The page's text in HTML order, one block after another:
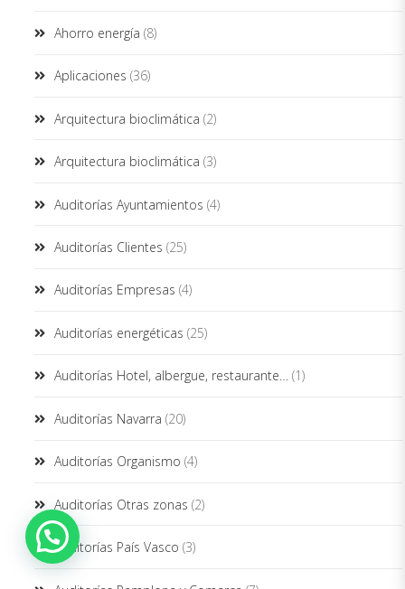
Ahorro energía (8)
Aplicaciones (36)
Arquitectura bioclimática (2)
Arquitectura bioclimática (3)
Auditorías Ayuntamientos (4)
Auditorías Clientes (25)
Auditorías Empresas (4)
Auditorías energéticas (25)
Auditorías Hotel, albergue, restaurante… (1)
Auditorías Navarra (20)
Auditorías Organismo (4)
Auditorías Otras zonas (2)
Auditorías País Vasco (3)